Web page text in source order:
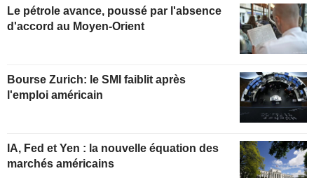
Le pétrole avance, poussé par l'absence
d'accord au Moyen-Orient
Bourse Zurich: le SMI faiblit après
l'emploi américain
IA, Fed et Yen : la nouvelle équation des
marchés américains